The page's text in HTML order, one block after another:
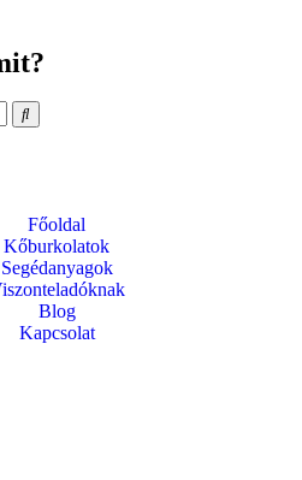
Főoldal
Kőburkolatok
Segédanyagok
Blog
Kapcsolat